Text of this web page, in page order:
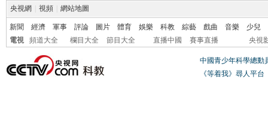
央視網 視頻 網站地圖
新聞 經濟 軍事 評論 圖片 體育 娛樂 科教 綜藝 戲曲 音樂
少兒
電視
頻道大全 欄目大全 節目大全 直播中國 賽事直播 央視
中國青少年科學總動
《等着我》尋人平台